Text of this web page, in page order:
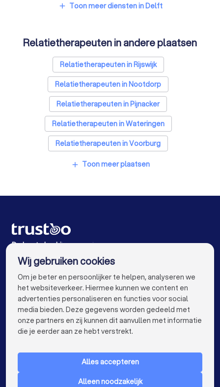
Belastingadviseurs in Delft
Personal trainers in Delft
Diëtisten in Delft
add Toon meer diensten in Delft
Relatietherapeuten in andere plaatsen
Relatietherapeuten in Rijswijk
Relatietherapeuten in Nootdorp
Relatietherapeuten in Pijnacker
Relatietherapeuten in Wateringen
Relatietherapeuten in Voorburg
Relatietherapeuten in Kwintsheul
Relatietherapeuten in Leidschendam
Relatietherapeuten in Amsterdam
Relatietherapeuten in Rotterdam
Relatietherapeuten in Utrecht
Relatietherapeuten in Eindhoven
Relatietherapeuten in Groningen
Relatietherapeuten in Almere
add Toon meer plaatsen
De beste bedrijven voor jou
VOOR PARTICULIEREN keyboard_arrow_down
Wij gebruiken cookies
Om je beter en persoonlijker te helpen, analyseren we
het websiteverkeer. Hiermee kunnen we content en
advertenties personaliseren en functies voor social
media bieden. Deze gegevens worden gedeeld met
onze partners en zij kunnen dit aanvullen met informatie
die je eerder aan ze hebt verstrekt.
Alles accepteren
Alleen noodzakelijk